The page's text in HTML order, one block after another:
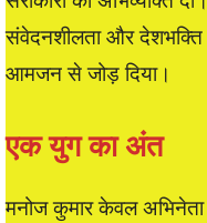
संवेदनशीलता और देशभक्ति
आमजन से जोड़ दिया।
एक युग का अंत
मनोज कुमार केवल